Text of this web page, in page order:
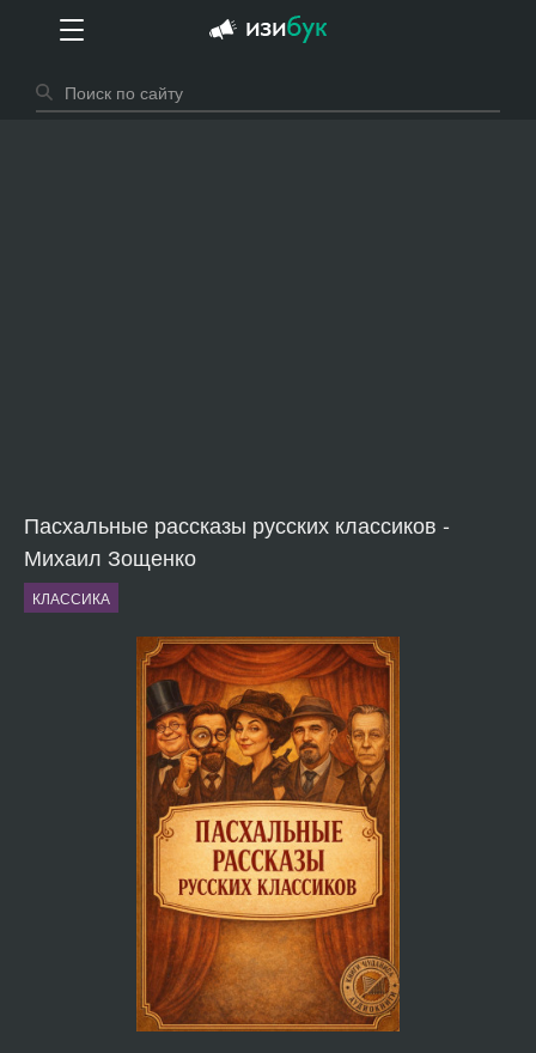
Пасхальные рассказы русских классиков -
Михаил Зощенко
КЛАССИКА